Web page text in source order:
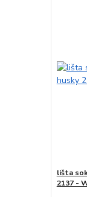
lišta
2137 -